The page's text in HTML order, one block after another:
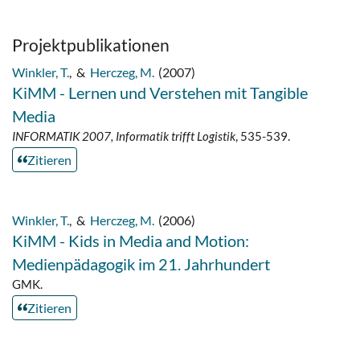
Projektpublikationen
Winkler, T., & Herczeg, M. (2007)
KiMM - Lernen und Verstehen mit Tangible
Media
INFORMATIK 2007, Informatik trifft Logistik, 535-539.
Zitieren
Winkler, T., & Herczeg, M. (2006)
KiMM - Kids in Media and Motion:
Medienpädagogik im 21. Jahrhundert
GMK.
Zitieren